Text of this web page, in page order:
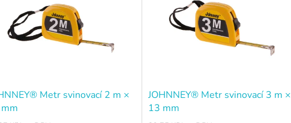
Metr svinovací 2 m ×
JOHNNEY® Metr svinovací 3 m ×
13 mm